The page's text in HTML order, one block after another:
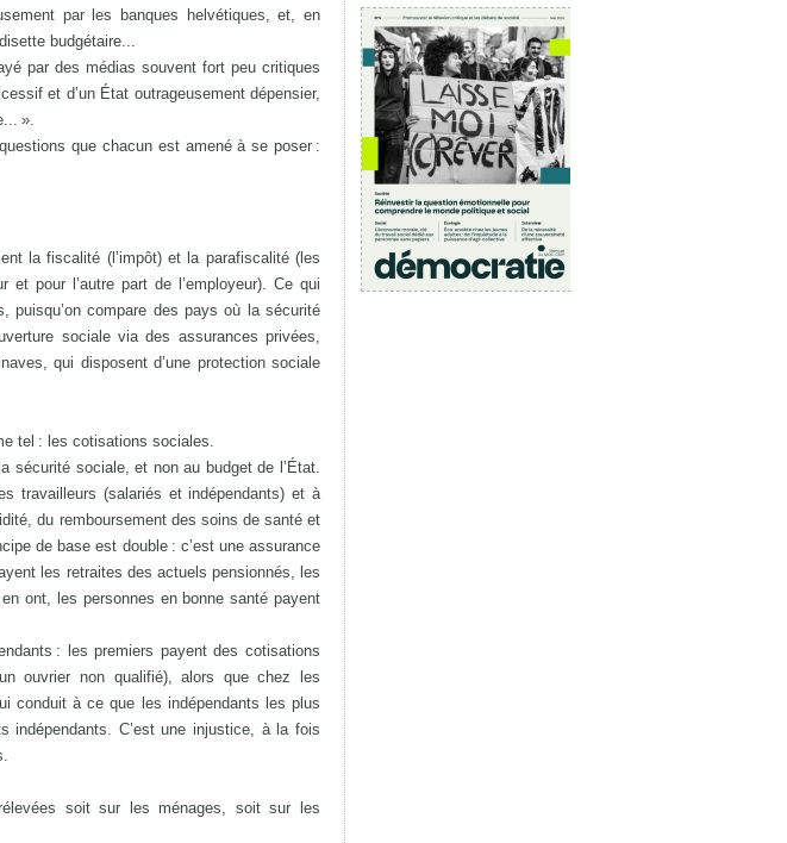
par les banques helvétiques, et, en
budgétaire...
par des médias souvent fort peu critiques
et d’un État outrageusement dépensier,
».
que chacun est amené à se poser :
la fiscalité (l’impôt) et la parafiscalité (les
pour l’autre part de l’employeur). Ce qui
compare des pays où la sécurité
sociale via des assurances privées,
qui disposent d’une protection sociale
tel : les cotisations sociales.
sécurité sociale, et non au budget de l’État.
travailleurs (salariés et indépendants) et à
du remboursement des soins de santé et
de base est double : c’est une assurance
les retraites des actuels pensionnés, les
ont, les personnes en bonne santé payent
: les premiers payent des cotisations
ouvrier non qualifié), alors que chez les
conduit à ce que les indépendants les plus
indépendants. C’est une injustice, à la fois
soit sur les ménages, soit sur les